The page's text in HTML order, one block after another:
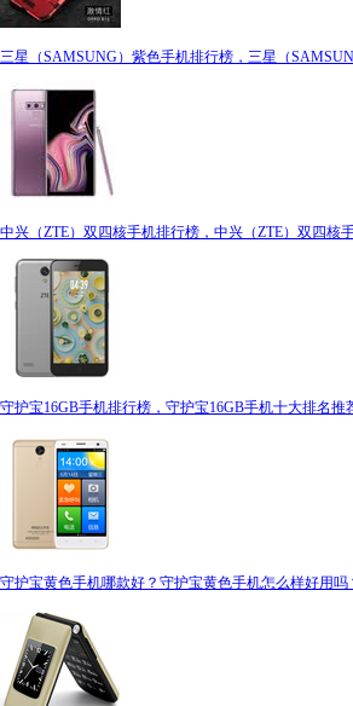
三星（SAMSUNG）紫色手机排行榜，三星（
中兴（ZTE）双四核手机排行榜，中兴（ZTE）双四核
守护宝16GB手机排行榜，守护宝16GB手机十大排名推
守护宝黄色手机哪款好？守护宝黄色手机怎么样好用吗